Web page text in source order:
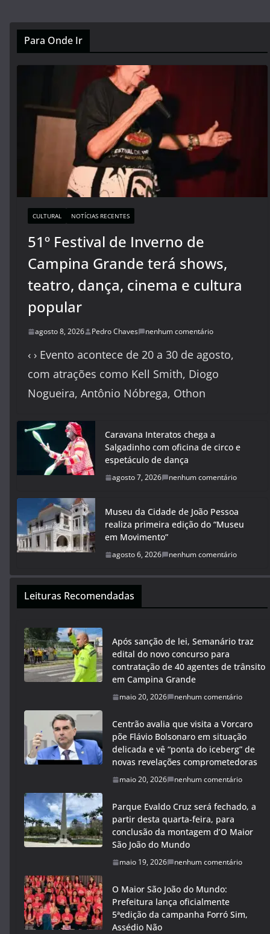
Para Onde Ir
CULTURAL NOTÍCIAS RECENTES
51º Festival de Inverno de
Campina Grande terá shows,
teatro, dança, cinema e cultura
popular
agosto 8, 2026 Pedro Chaves nenhum comentário
‹ › Evento acontece de 20 a 30 de agosto,
com atrações como Kell Smith, Diogo
Nogueira, Antônio Nóbrega, Othon
Caravana Interatos chega a
Salgadinho com oficina de circo e
espetáculo de dança
agosto 7, 2026 nenhum comentário
Museu da Cidade de João Pessoa
realiza primeira edição do “Museu
em Movimento”
agosto 6, 2026 nenhum comentário
Leituras Recomendadas
Após sanção de lei, Semanário traz
edital do novo concurso para
contratação de 40 agentes de trânsito
em Campina Grande
maio 20, 2026 nenhum comentário
Centrão avalia que visita a Vorcaro
põe Flávio Bolsonaro em situação
delicada e vê “ponta do iceberg” de
novas revelações comprometedoras
maio 20, 2026 nenhum comentário
Parque Evaldo Cruz será fechado, a
partir desta quarta-feira, para
conclusão da montagem d’O Maior
São João do Mundo
maio 19, 2026 nenhum comentário
O Maior São João do Mundo:
Prefeitura lança oficialmente
5ªedição da campanha Forró Sim,
Assédio Não